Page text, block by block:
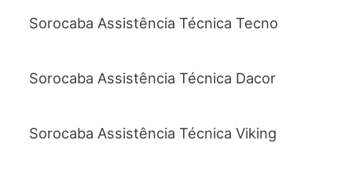
Sorocaba Assistência Técnica Tecno
Sorocaba Assistência Técnica Dacor
Sorocaba Assistência Técnica Viking